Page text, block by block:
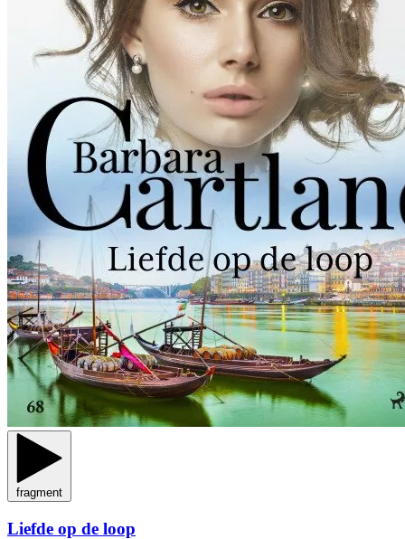
fragment
Liefde op de loop